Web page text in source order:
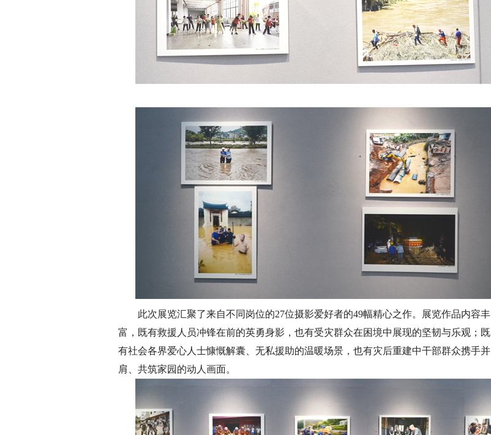
此次展览汇聚了来自不同岗位的27位摄影爱好者的49幅精心之作。展览作品内容丰
富，既有救援人员冲锋在前的英勇身影，也有受灾群众在困境中展现的坚韧与乐观；既
有社会各界爱心人士慷慨解囊、无私援助的温暖场景，也有灾后重建中干部群众携手并
肩、共筑家园的动人画面。